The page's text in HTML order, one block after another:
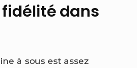
dans
à sous est assez